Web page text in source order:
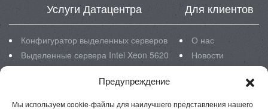
Предупреждение
Мы используем cookie-файлы для наилучшего представления нашего
Услуги Датацентра
Конфигуратор выделенных серверов
Выделенные сервера Intel Xeon 5620
Выделенные сервера Intel Xeon E3
Выделенные сервера Intel Xeon E5
Размещение серверов в ЦОД
Для клиентов
О нас
Новости
Блог